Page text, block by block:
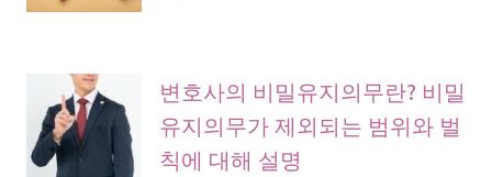
변호사의 비밀유지의무란? 비밀
유지의무가 제외되는 범위와 벌
칙에 대해 설명